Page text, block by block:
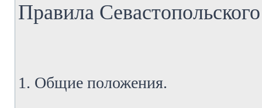
Правила
1. Общие положения.